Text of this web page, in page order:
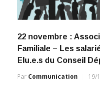
22 novembre :
Familiale – Les
Elu.e.s du Conseil
Par Communication 19/